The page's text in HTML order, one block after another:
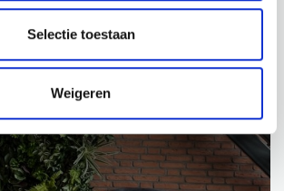
Selectie toestaan
Weigeren